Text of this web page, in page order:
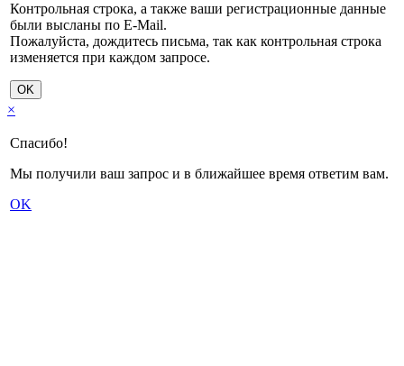
Контрольная строка, а также ваши регистрационные данные
были высланы по E-Mail.
Пожалуйста, дождитесь письма, так как контрольная строка
изменяется при каждом запросе.
OK
×
Спасибо!
Мы получили ваш запрос и в ближайшее время ответим вам.
OK